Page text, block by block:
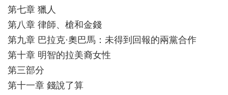
第七章 獵人
第八章 律師、槍和金錢
第九章 巴拉克·奧巴馬：未得到回報的兩黨合作
第十章 明智的拉美裔女性
第三部分
第十一章 錢說了算